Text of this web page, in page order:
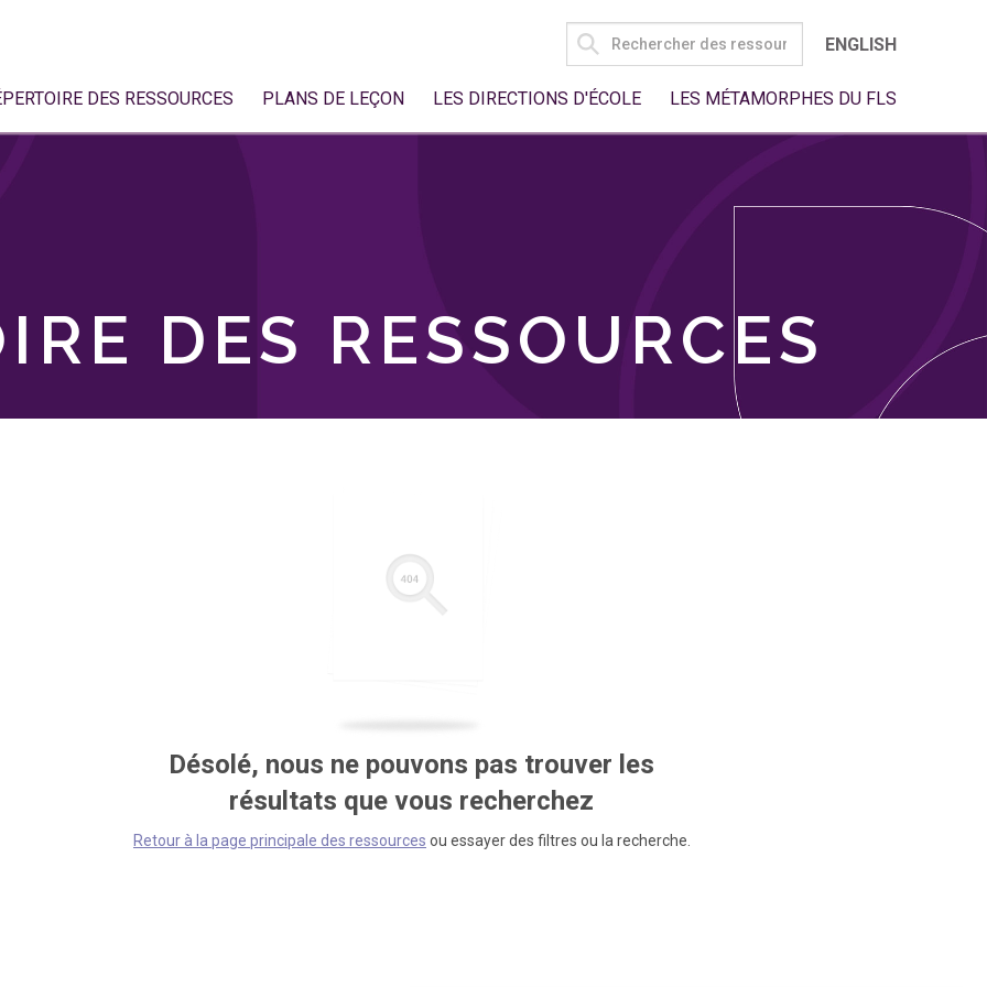
SEARCH
FOR:
ENGLISH
DES RESSOURCES PLANS DE LEÇON LES DIRECTIONS D'ÉCOLE LES MÉTAMORPHES DU FLS
DES RESSOURCES
Désolé, nous ne pouvons pas trouver les
résultats que vous recherchez
Retour à la page principale des ressources ou essayer des filtres ou la recherche.